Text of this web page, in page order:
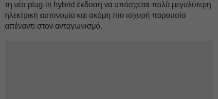
τη νέα plug-in hybrid έκδοση να υπόσχεται πολύ μεγαλύτερη
ηλεκτρική αυτονομία και ακόμη πιο ισχυρή παρουσία
απέναντι στον ανταγωνισμό.